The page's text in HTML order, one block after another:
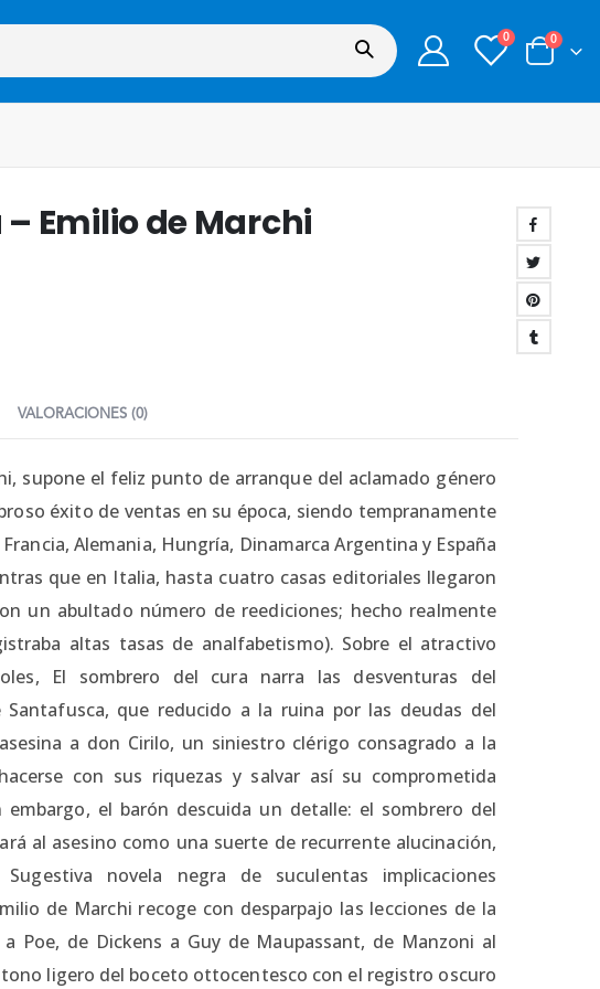
0 0
Emilio de Marchi
VALORACIONES (0)
supone el feliz punto de arranque del aclamado género
éxito de ventas en su época, siendo tempranamente
Alemania, Hungría, Dinamarca Argentina y España
que en Italia, hasta cuatro casas editoriales llegaron
un abultado número de reediciones; hecho realmente
altas tasas de analfabetismo). Sobre el atractivo
El sombrero del cura narra las desventuras del
que reducido a la ruina por las deudas del
a don Cirilo, un siniestro clérigo consagrado a la
con sus riquezas y salvar así su comprometida
el barón descuida un detalle: el sombrero del
al asesino como una suerte de recurrente alucinación,
novela negra de suculentas implicaciones
de Marchi recoge con desparpajo las lecciones de la
Poe, de Dickens a Guy de Maupassant, de Manzoni al
ligero del boceto ottocentesco con el registro oscuro